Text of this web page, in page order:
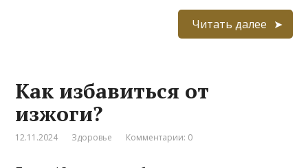
Читать далее
Как избавиться от
изжоги?
12.11.2024 Здоровье Комментарии: 0